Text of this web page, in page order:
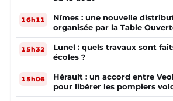
16h11
Nîmes : une nouvelle
organisée par la Table
15h32
Lunel : quels travaux sont
écoles ?
15h06
Hérault : un accord entre
pour libérer les pompiers